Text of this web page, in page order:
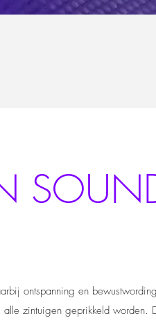
ontspanning en
zintuigen geprikkeld worden.